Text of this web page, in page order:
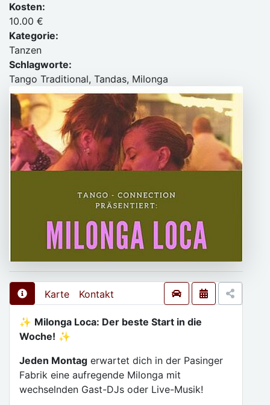
Kosten:
10.00 €
Kategorie:
Tanzen
Schlagworte:
Tango Traditional, Tandas, Milonga
Karte Kontakt
✨ Milonga Loca: Der beste Start in die
Woche! ✨
Jeden Montag erwartet dich in der Pasinger
Fabrik eine aufregende Milonga mit
wechselnden Gast-DJs oder Live-Musik!